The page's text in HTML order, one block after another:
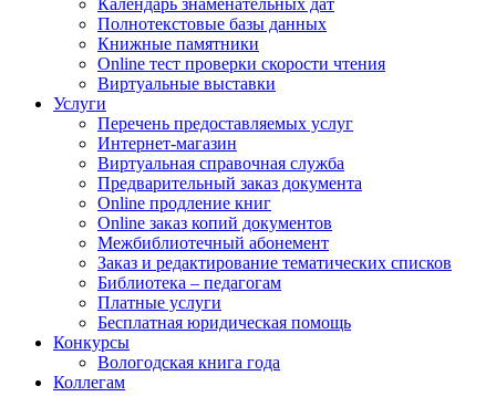
Календарь знаменательных дат
Полнотекстовые базы данных
Книжные памятники
Online тест проверки скорости чтения
Виртуальные выставки
Услуги
Перечень предоставляемых услуг
Интернет-магазин
Виртуальная справочная служба
Предварительный заказ документа
Online продление книг
Online заказ копий документов
Межбиблиотечный абонемент
Заказ и редактирование тематических списков
Библиотека – педагогам
Платные услуги
Бесплатная юридическая помощь
Конкурсы
Вологодская книга года
Коллегам